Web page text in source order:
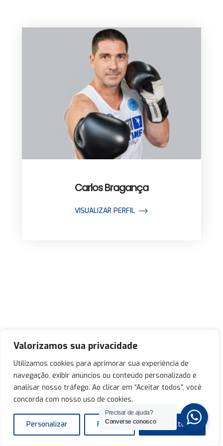
Valorizamos sua privacidade
Utilizamos cookies para aprimorar sua experiência de
navegação, exibir anúncios ou conteúdo personalizado e
analisar nosso tráfego. Ao clicar em “Aceitar todos”, você
concorda com nosso uso de cookies.
Personalizar Rejeitar Aceitar tudo
Carlos Bragança
VISUALIZAR PERFIL
Precisar de ajuda?
Converse conosco